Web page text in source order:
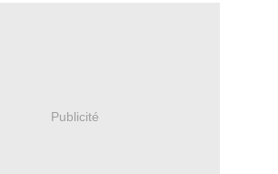
Publicité